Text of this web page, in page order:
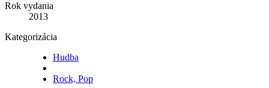
Rok vydania
2013
Kategorizácia
Hudba
Rock, Pop